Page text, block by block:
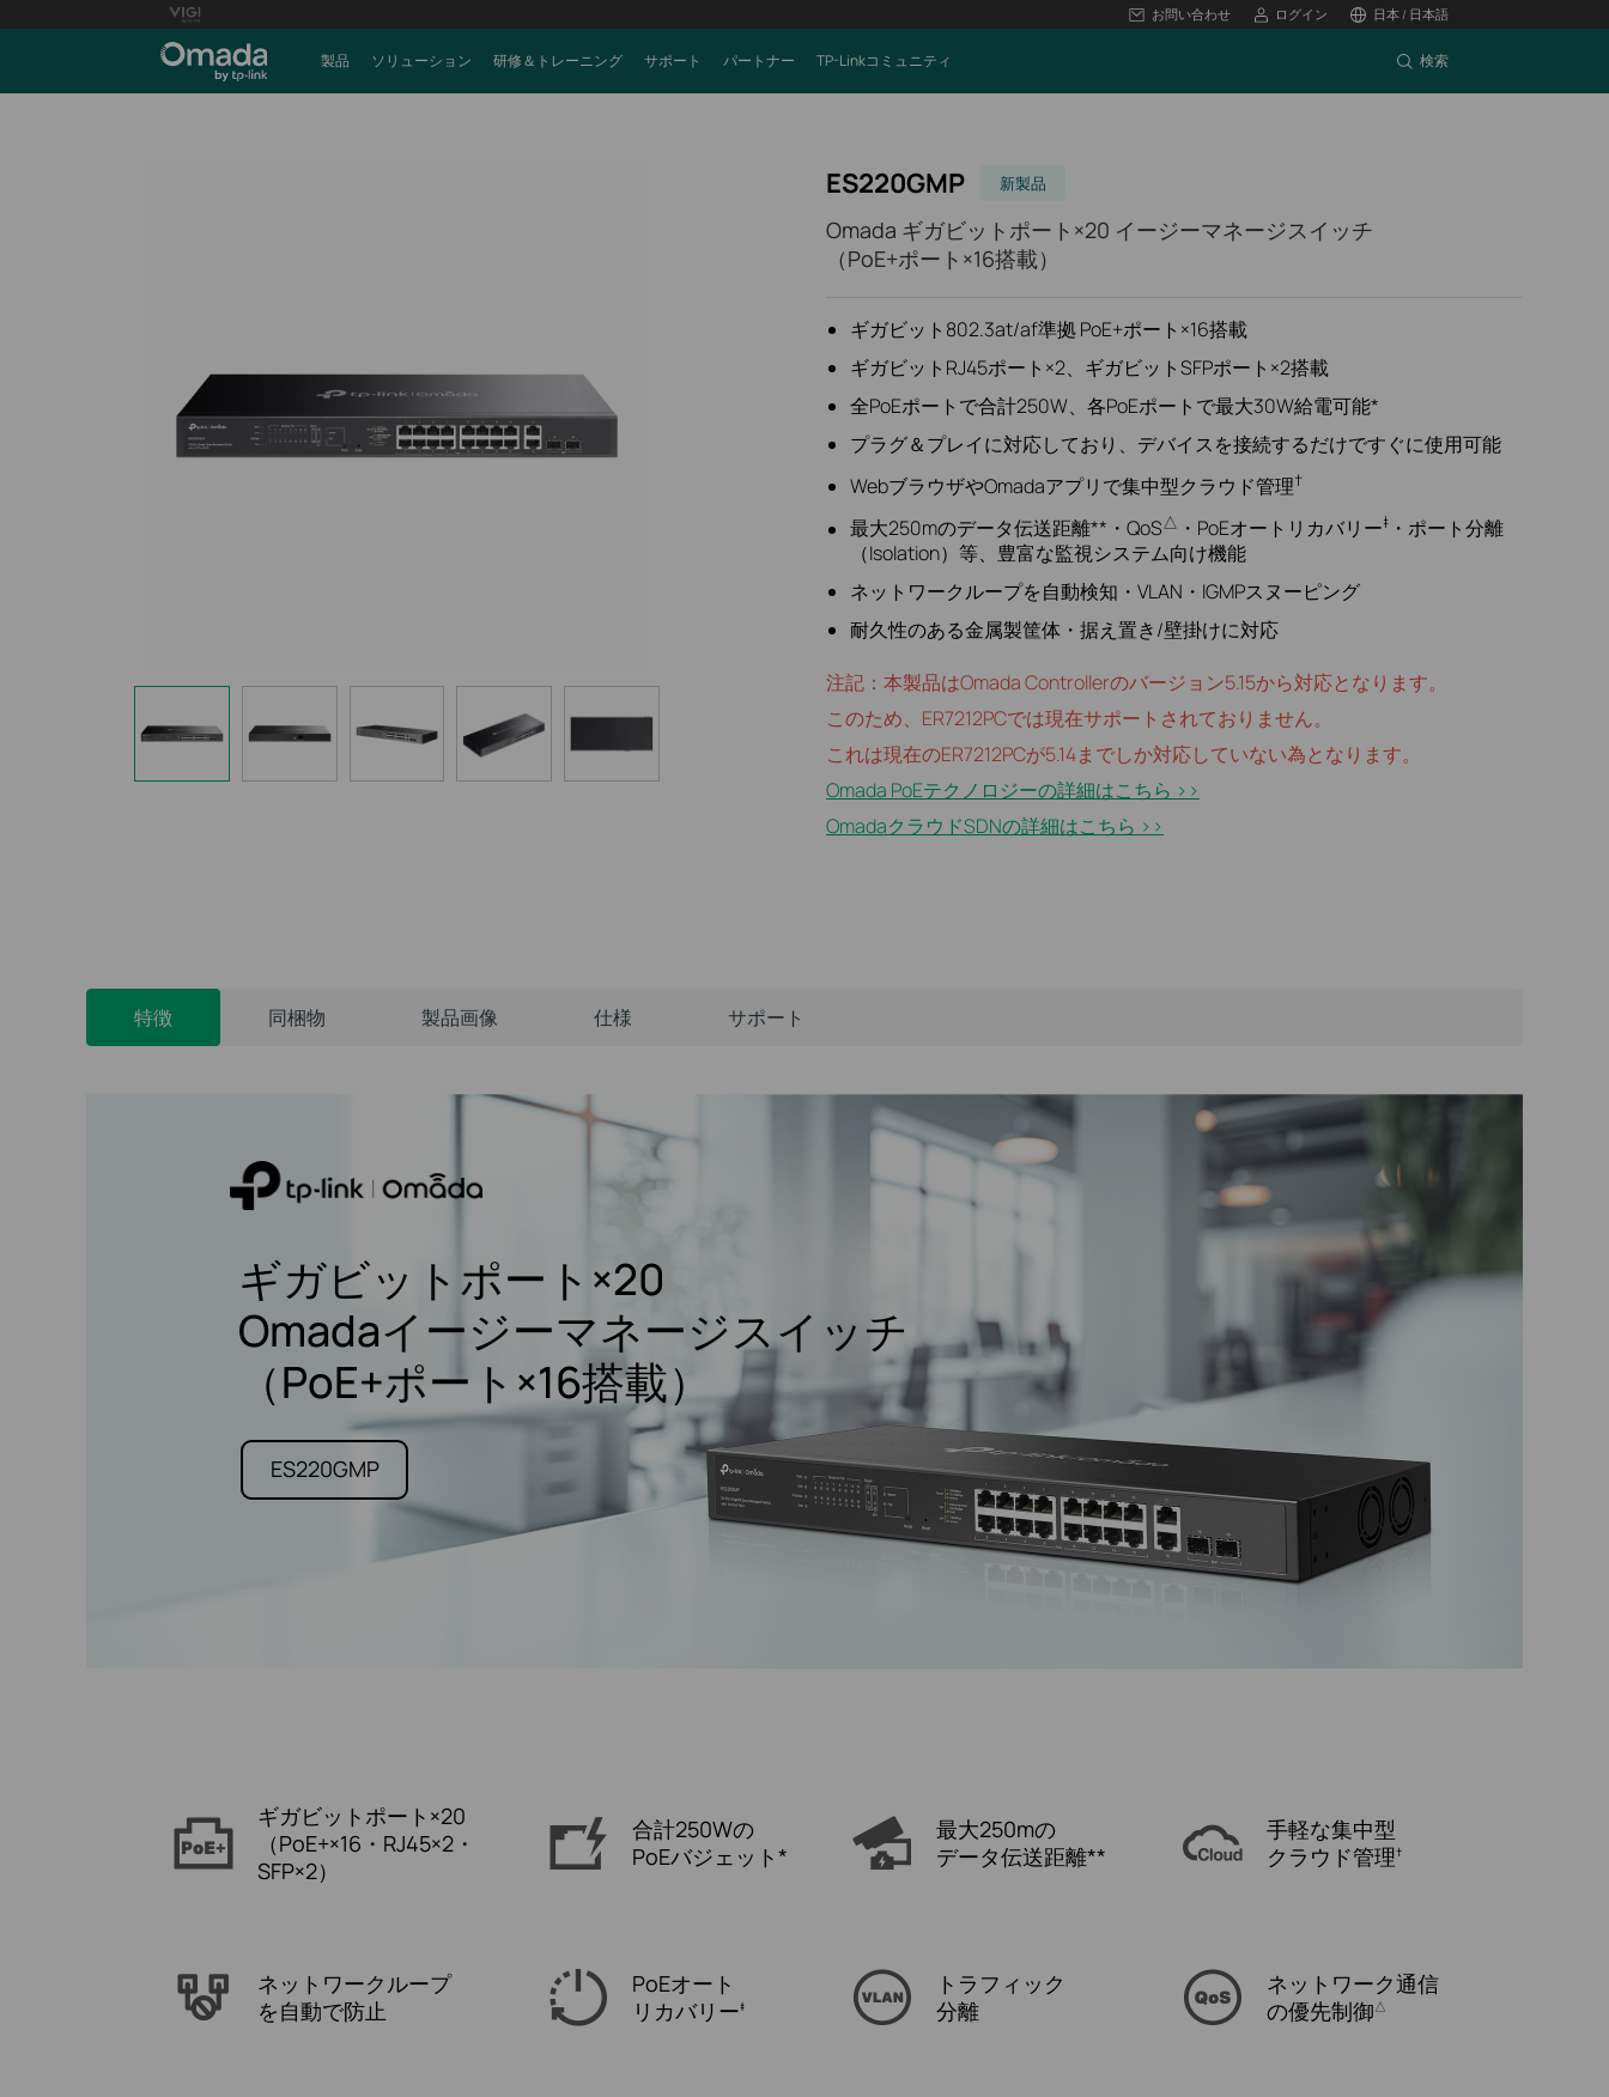
お問い合わせ ログイン 日本 / 日本語
製品 ソリューション 研修＆トレーニング サポート パートナー TP-Linkコミュニティ 検索
ES220GMP 新製品
Omada ギガビットポート×20 イージーマネージスイッチ
（PoE+ポート×16搭載）
ギガビット802.3at/af準拠 PoE+ポート×16搭載
ギガビットRJ45ポート×2、ギガビットSFPポート×2搭載
全PoEポートで合計250W、各PoEポートで最大30W給電可能*
プラグ＆プレイに対応しており、デバイスを接続するだけですぐに使用可能
WebブラウザやOmadaアプリで集中型クラウド管理†
最大250mのデータ伝送距離**・QoS△ ・PoEオートリカバリー‡ ・ポート分離
（Isolation）等、豊富な監視システム向け機能
ネットワークループを自動検知・VLAN・IGMPスヌーピング
耐久性のある金属製筐体・据え置き/壁掛けに対応
注記：本製品はOmada Controllerのバージョン5.15から対応となります。
このため、ER7212PCでは現在サポートされておりません。
これは現在のER7212PCが5.14までしか対応していない為となります。
Omada PoEテクノロジーの詳細はこちら >>
OmadaクラウドSDNの詳細はこちら >​>​
特徴 同梱物 製品画像 仕様 サポート
ギガビットポート×20
Omadaイージーマネージスイッチ
（PoE+ポート×16搭載）
ES220GMP
ギガビットポート×20
（PoE+×16・RJ45×2・
SFP×2）
合計250Wの
PoEバジェット*
最大250mの
データ伝送距離**
手軽な集中型
クラウド管理†
ネットワークループ
を自動で防止
PoEオート
リカバリー‡
トラフィック
分離
ネットワーク通信
の優先制御 △